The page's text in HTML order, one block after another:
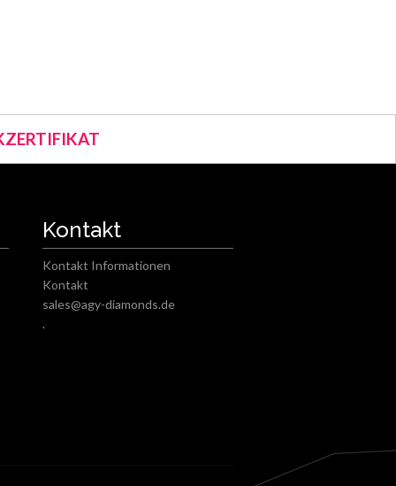
Kontakt
Kontakt Informationen
Kontakt
sales@agy-diamonds.de
.